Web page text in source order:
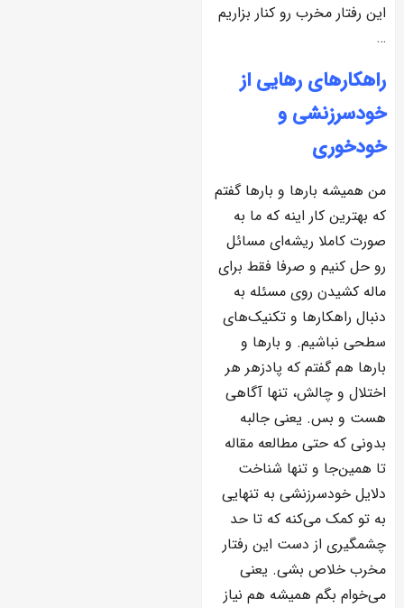
این رفتار مخرب رو کنار بزاریم
…
راهکارهای رهایی از
خودسرزنشی و
خودخوری
من همیشه بارها و بارها گفتم
که بهترین کار اینه که ما به
صورت کاملا ریشه‌ای مسائل
رو حل کنیم و صرفا فقط برای
ماله کشیدن روی مسئله به
دنبال راهکارها و تکنیک‌های
سطحی نباشیم. و بارها و
بارها هم گفتم که پادزهر هر
اختلال و چالش، تنها آگاهی
هست و بس. یعنی جالبه
بدونی که حتی مطالعه مقاله
تا همین‌جا و تنها شناخت
دلایل خودسرزنشی به تنهایی
به تو کمک می‌کنه که تا حد
چشمگیری از دست این رفتار
مخرب خلاص بشی. یعنی
می‌خوام بگم همیشه هم نیاز